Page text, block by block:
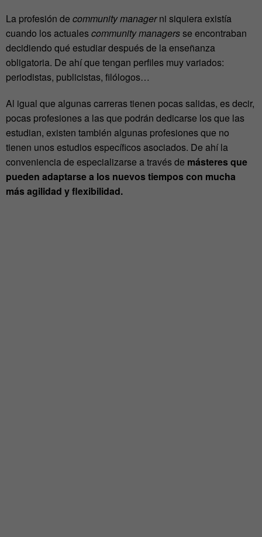
La profesión de community managerni siquiera existía
cuando los actualescommunity managersse encontraban
decidiendo qué estudiar después de la enseñanza
obligatoria. De ahí que tengan perfiles muy variados:
periodistas, publicistas, filólogos…
Al igual que algunas carreras tienen pocas salidas, es decir,
pocas profesiones a las que podrán dedicarse los que las
estudian, existen también algunas profesiones que no
tienen unos estudios específicos asociados. De ahí la
conveniencia de especializarse a través de másteres que
pueden adaptarse a los nuevos tiempos con mucha
más agilidad y flexibilidad.